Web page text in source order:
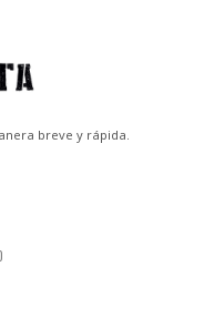
breve y rápida.